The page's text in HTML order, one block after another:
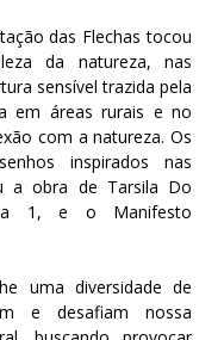
das Flechas tocou
da natureza, nas
sensível trazida pela
em áreas rurais e no
com a natureza. Os
inspirados nas
a obra de Tarsila Do
1, e o Manifesto
uma diversidade de
e desafiam nossa